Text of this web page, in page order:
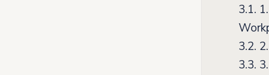
3.1.
3.2.
3.3.